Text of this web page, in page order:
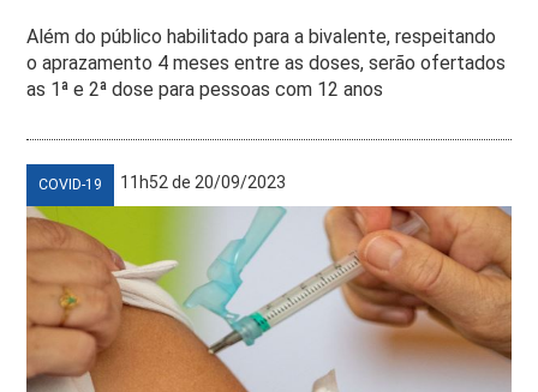
Além do público habilitado para a bivalente, respeitando
o aprazamento 4 meses entre as doses, serão ofertados
as 1ª e 2ª dose para pessoas com 12 anos
COVID-19 11h52 de 20/09/2023